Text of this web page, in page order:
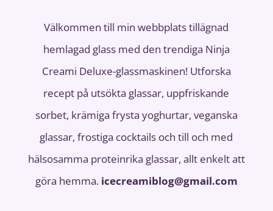
Välkommen till min webbplats tillägnad
hemlagad glass med den trendiga Ninja
Creami Deluxe-glassmaskinen! Utforska
recept på utsökta glassar, uppfriskande
sorbet, krämiga frysta yoghurtar, veganska
glassar, frostiga cocktails och till och med
hälsosamma proteinrika glassar, allt enkelt att
göra hemma. icecreamiblog@gmail.com